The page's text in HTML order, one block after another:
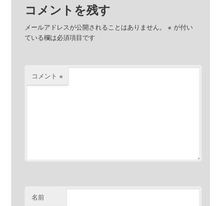
コメントを残す
メールアドレスが公開されることはありません。 ※ が付い
ている欄は必須項目です
コメント ※
名前